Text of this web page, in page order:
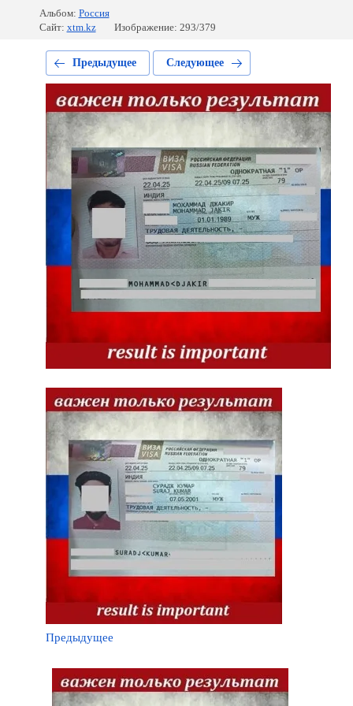
Альбом: Россия
Сайт: xtm.kz Изображение: 293/379
Предыдущее Следующее
Предыдущее